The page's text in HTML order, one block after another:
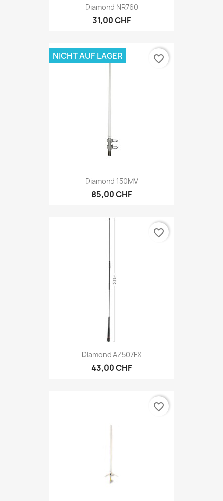
Diamond NR760
31,00 CHF
Diamond 150MV
85,00 CHF
NICHT AUF LAGER favorite_border
Diamond AZ507FX
43,00 CHF
favorite_border
favorite_border